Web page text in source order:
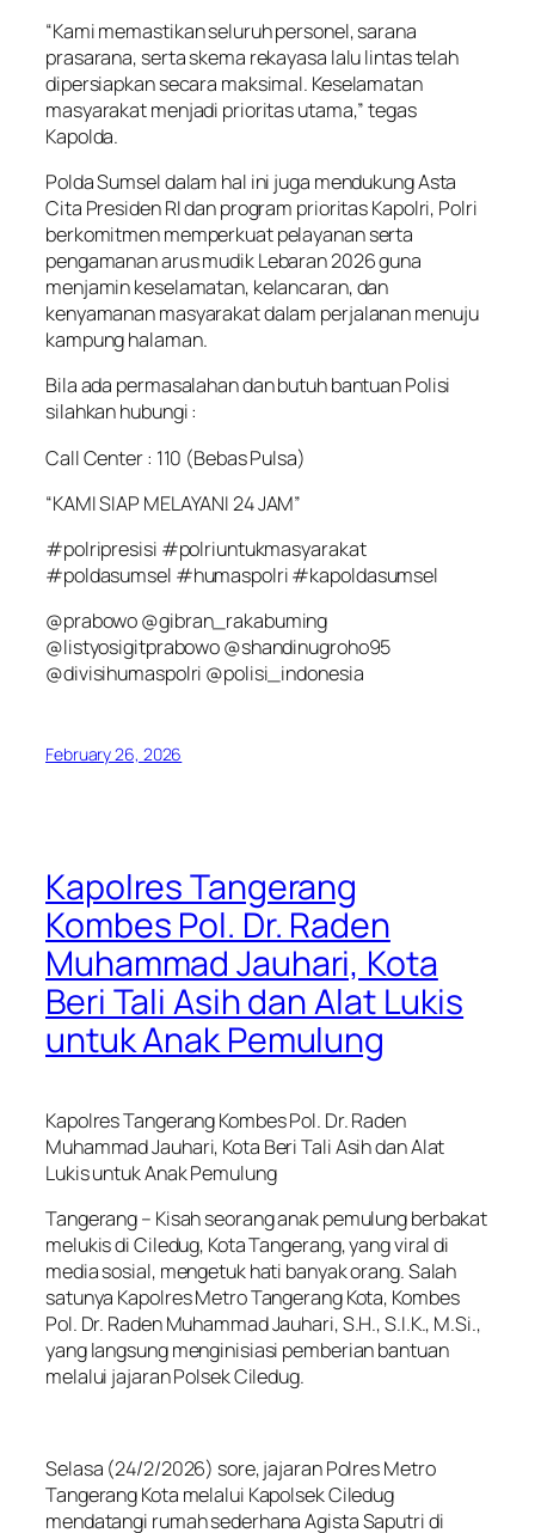
“Kami memastikan seluruh personel, sarana
prasarana, serta skema rekayasa lalu lintas telah
dipersiapkan secara maksimal. Keselamatan
masyarakat menjadi prioritas utama,” tegas
Kapolda.
Polda Sumsel dalam hal ini juga mendukung Asta
Cita Presiden RI dan program prioritas Kapolri, Polri
berkomitmen memperkuat pelayanan serta
pengamanan arus mudik Lebaran 2026 guna
menjamin keselamatan, kelancaran, dan
kenyamanan masyarakat dalam perjalanan menuju
kampung halaman.
Bila ada permasalahan dan butuh bantuan Polisi
silahkan hubungi :
Call Center : 110 (Bebas Pulsa)
“KAMI SIAP MELAYANI 24 JAM”
#polripresisi #polriuntukmasyarakat
#poldasumsel #humaspolri #kapoldasumsel
@prabowo @gibran_rakabuming
@listyosigitprabowo @shandinugroho95
@divisihumaspolri @polisi_indonesia
February 26, 2026
Kapolres Tangerang
Kombes Pol. Dr. Raden
Muhammad Jauhari, Kota
Beri Tali Asih dan Alat Lukis
untuk Anak Pemulung
Kapolres Tangerang Kombes Pol. Dr. Raden
Muhammad Jauhari, Kota Beri Tali Asih dan Alat
Lukis untuk Anak Pemulung
Tangerang – Kisah seorang anak pemulung berbakat
melukis di Ciledug, Kota Tangerang, yang viral di
media sosial, mengetuk hati banyak orang. Salah
satunya Kapolres Metro Tangerang Kota, Kombes
Pol. Dr. Raden Muhammad Jauhari, S.H., S.I.K., M.Si.,
yang langsung menginisiasi pemberian bantuan
melalui jajaran Polsek Ciledug.
Selasa (24/2/2026) sore, jajaran Polres Metro
Tangerang Kota melalui Kapolsek Ciledug
mendatangi rumah sederhana Agista Saputri di